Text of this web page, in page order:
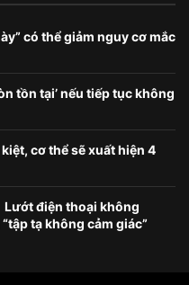
có thể giảm nguy cơ mắc
tồn tại’ nếu tiếp tục không
cơ thể sẽ xuất hiện 4
Lướt điện thoại không
tạ không cảm giác”